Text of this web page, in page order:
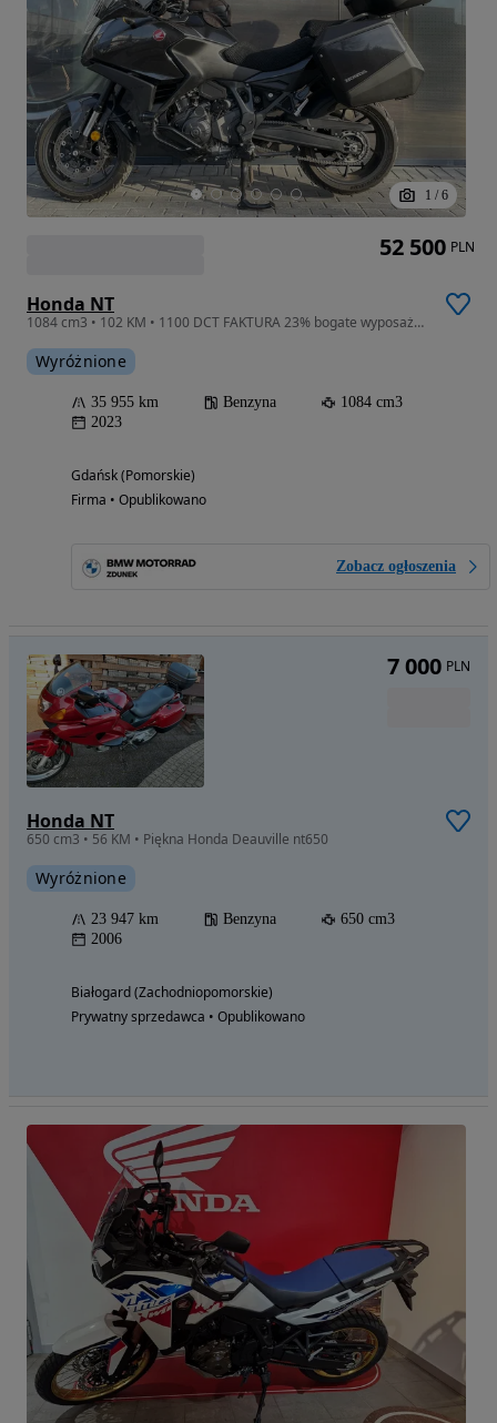
1 / 6
Honda NT
1084 cm3 • 102 KM • 1100 DCT FAKTURA 23% bogate wyposażenie PO SERWISIE gotowy na sezon
Wyróżnione
35 955 km Benzyna
1084 cm3
2023
Gdańsk (Pomorskie)
Firma • Opublikowano
Zobacz ogłoszenia
52 500 PLN
Honda NT
650 cm3 • 56 KM • Piękna Honda Deauville nt650
Wyróżnione
23 947 km Benzyna
650 cm3
2006
Białogard (Zachodniopomorskie)
Prywatny sprzedawca • Opublikowano
7 000 PLN